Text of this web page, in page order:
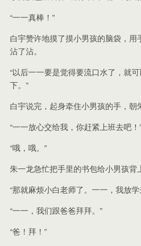
“一一真棒！”
白宇赞许地摸了摸小男孩的脑袋，用
沾了沾。
“以后一一要是觉得要流口水了，就
下。”
白宇说完，起身牵住小男孩的手，朝
“一一放心交给我，你赶紧上班去吧！
“哦，哦。”
朱一龙急忙把手里的书包给小男孩背
“那就麻烦小白老师了。一一，我放
“一一，我们跟爸爸拜拜。”
“爸！拜！”